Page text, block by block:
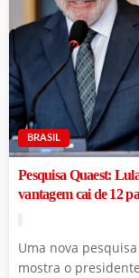
BRASIL
Pesquisa Quaest:
vantagem cai de 12
Uma nova
mostra o